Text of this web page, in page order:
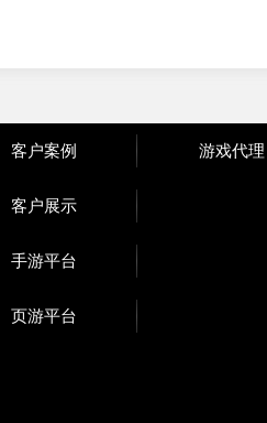
客户案例
客户展示
手游平台
页游平台
游戏代理